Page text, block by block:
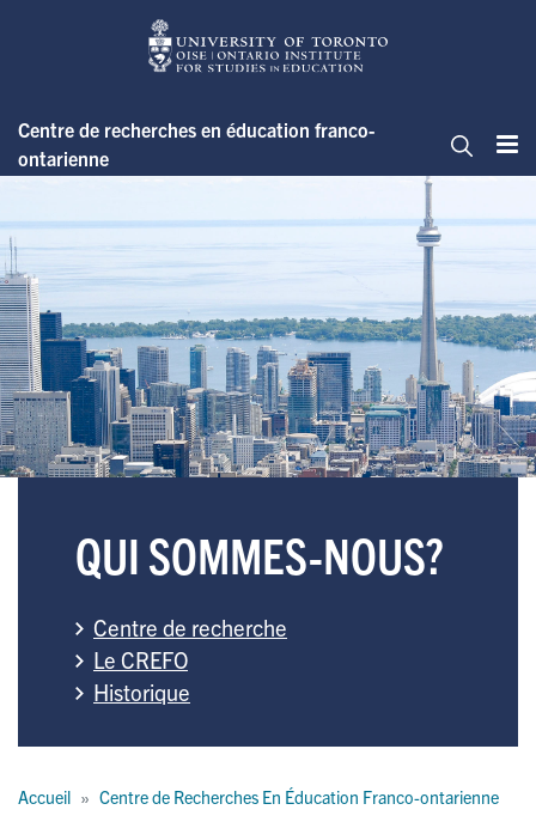
Centre de recherches en éducation franco-
ontarienne
Qui sommes-nous?
QUI SOMMES-NOUS?
Centre de recherche
Le CREFO
Historique
Accueil Centre de Recherches En Éducation Franco-ontarienne